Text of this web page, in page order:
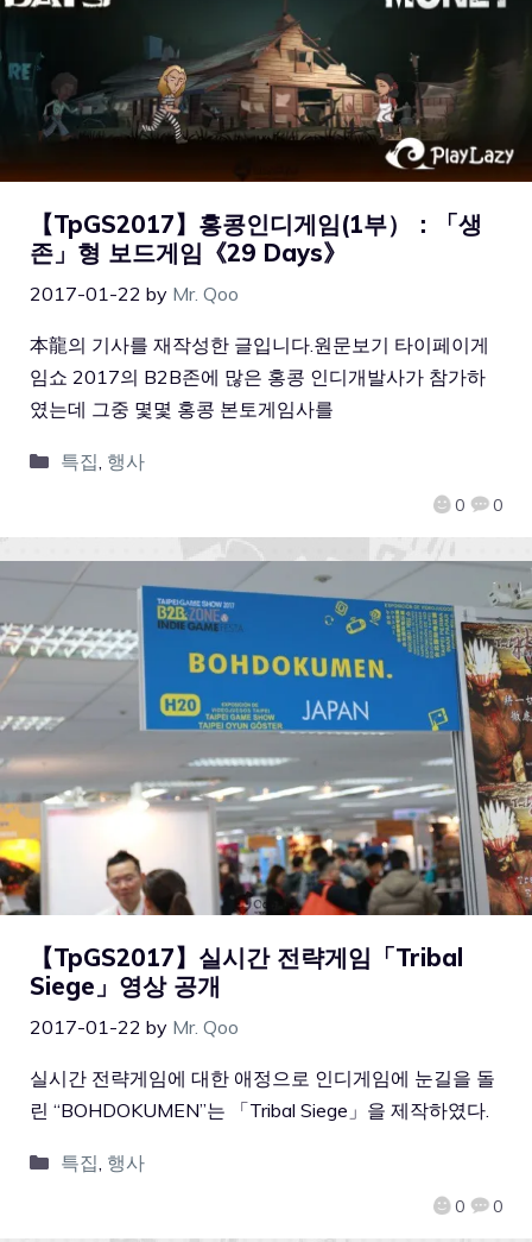
【TpGS2017】홍콩인디게임(1부）：「생
존」형 보드게임《29 Days》
2017-01-22 by Mr. Qoo
0 0
本龍의 기사를 재작성한 글입니다.원문보기 타이페이게
임쇼 2017의 B2B존에 많은 홍콩 인디개발사가 참가하
였는데 그중 몇몇 홍콩 본토게임사를
특집 행사
【TpGS2017】실시간 전략게임「Tribal
Siege」영상 공개
2017-01-22 by Mr. Qoo
0 0
실시간 전략게임에 대한 애정으로 인디게임에 눈길을 돌
린 “BOHDOKUMEN”는 「Tribal Siege」을 제작하였다.
특집, 행사